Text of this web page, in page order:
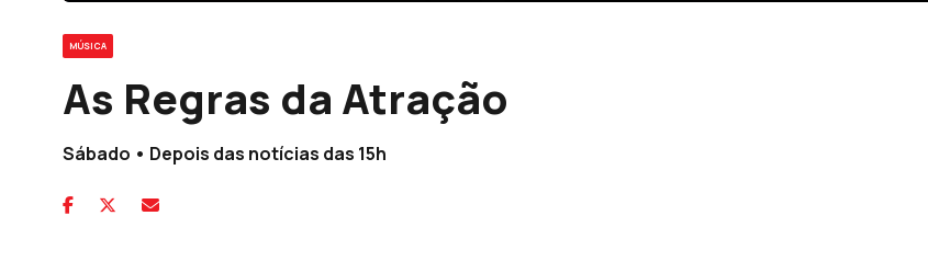
MÚSICA
As Regras da Atração
Sábado • Depois das notícias das 15h